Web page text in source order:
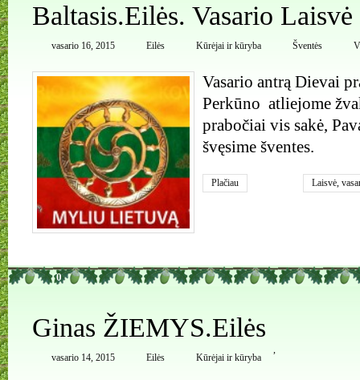
Baltasis.Eilės. Vasario Laisvė
vasario 16, 2015 Eilės Kūrėjai ir kūryba Šventės
Vasario antrą Dievai
Perkūno atliejome
prabočiai vis sakė,
švęsime šventes.
Plačiau Laisvė,
0
Ginas ŽIEMYS.Eilės
vasario 14, 2015 Eilės
,
Kūrėjai ir kūryba